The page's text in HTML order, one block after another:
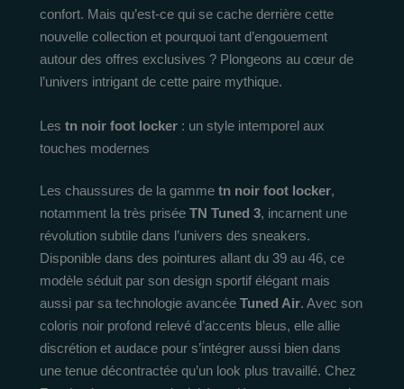
confort. Mais qu’est-ce qui se cache derrière cette
nouvelle collection et pourquoi tant d’engouement
autour des offres exclusives ? Plongeons au cœur de
l’univers intrigant de cette paire mythique.
Les tn noir foot locker : un style intemporel aux
touches modernes
Les chaussures de la gamme tn noir foot locker,
notamment la très prisée TN Tuned 3, incarnent une
révolution subtile dans l’univers des sneakers.
Disponible dans des pointures allant du 39 au 46, ce
modèle séduit par son design sportif élégant mais
aussi par sa technologie avancée Tuned Air. Avec son
coloris noir profond relevé d’accents bleus, elle allie
discrétion et audace pour s’intégrer aussi bien dans
une tenue décontractée qu’un look plus travaillé. Chez